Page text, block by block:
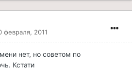
февраля, 2011
нет, но советом по
Кстати